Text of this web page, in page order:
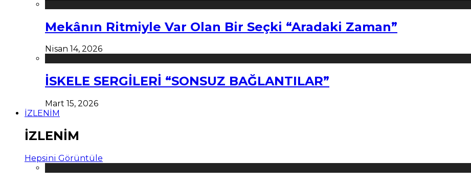
Mekânın Ritmiyle Var Olan Bir Seçki “Aradaki Zaman”
Nisan 14, 2026
İSKELE SERGİLERİ “SONSUZ BAĞLANTILAR”
Mart 15, 2026
İZLENİM
İZLENİM
Hepsini Görüntüle